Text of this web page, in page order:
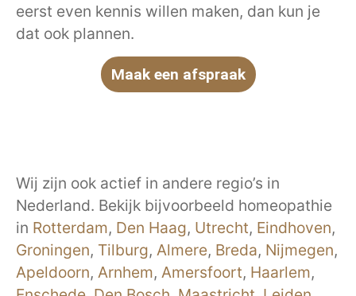
eerst even kennis willen maken, dan kun je
dat ook plannen.
Maak een afspraak
Wij zijn ook actief in andere regio’s in
Nederland. Bekijk bijvoorbeeld homeopathie
in Rotterdam, Den Haag, Utrecht, Eindhoven,
Groningen, Tilburg, Almere, Breda, Nijmegen,
Apeldoorn, Arnhem, Amersfoort, Haarlem,